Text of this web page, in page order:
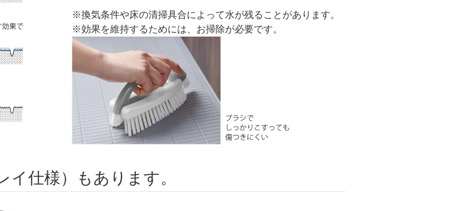
※換気条件や床の清掃具合によって水が残ることがあります。
※効果を維持するためには、お掃除が必要です。
仕様）もあります。